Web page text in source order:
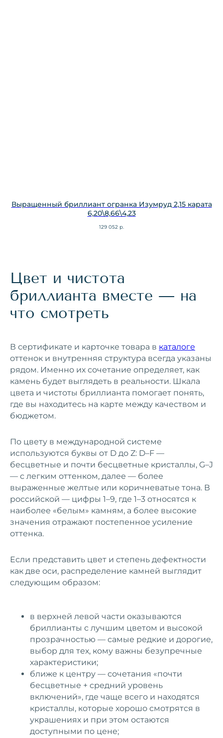
Выращенный бриллиант огранка Изумруд 2,15 карата
6,20\8,66\4,23
129 052 р.
Цвет и чистота
бриллианта вместе — на
что смотреть
В сертификате и карточке товара в каталоге
оттенок и внутренняя структура всегда указаны
рядом. Именно их сочетание определяет, как
камень будет выглядеть в реальности. Шкала
цвета и чистоты бриллианта помогает понять,
где вы находитесь на карте между качеством и
бюджетом.
По цвету в международной системе
используются буквы от D до Z: D–F —
бесцветные и почти бесцветные кристаллы, G–J
— с легким оттенком, далее — более
выраженные желтые или коричневатые тона. В
российской — цифры 1–9, где 1–3 относятся к
наиболее «белым» камням, а более высокие
значения отражают постепенное усиление
оттенка.
Если представить цвет и степень дефектности
как две оси, распределение камней выглядит
следующим образом:
в верхней левой части оказываются
бриллианты с лучшим цветом и высокой
прозрачностью — самые редкие и дорогие,
выбор для тех, кому важны безупречные
характеристики;
ближе к центру — сочетания «почти
бесцветные + средний уровень
включений», где чаще всего и находятся
кристаллы, которые хорошо смотрятся в
украшениях и при этом остаются
доступными по цене;